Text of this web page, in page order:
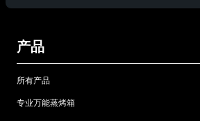
产品
所有产品
专业万能蒸烤箱